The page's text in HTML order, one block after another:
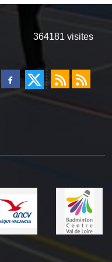
364181 visites